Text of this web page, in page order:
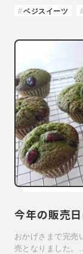
ベジスイーツ
今年の販売
おかげさまで完売
売となりました。